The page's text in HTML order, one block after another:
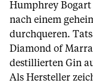
Humphrey
nach einem
durchqueren.
Diamond of
destillierten Gin
Als Hersteller